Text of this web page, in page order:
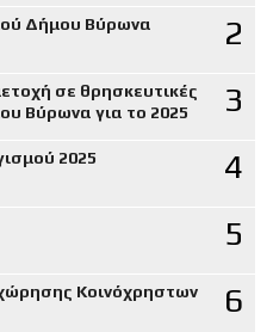
Δήμου Βύρωνα
2
σε θρησκευτικές
Βύρωνα για το 2025
3
2025 4
5
Κοινόχρηστων
6